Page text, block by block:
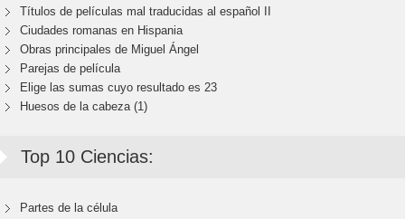
Títulos de películas mal traducidas al español II
Ciudades romanas en Hispania
Obras principales de Miguel Ángel
Parejas de película
Elige las sumas cuyo resultado es 23
Huesos de la cabeza (1)
Top 10 Ciencias:
Partes de la célula